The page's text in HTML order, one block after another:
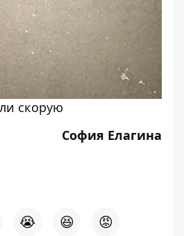
скорую
София Елагина
😭 😆 😡